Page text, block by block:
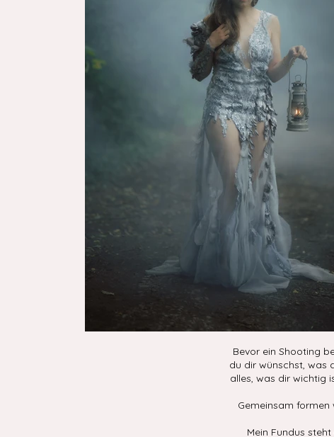
Bevor ein Shooting
du dir wünschst, was
alles, was dir wichtig
Gemeinsam formen
Mein Fundus